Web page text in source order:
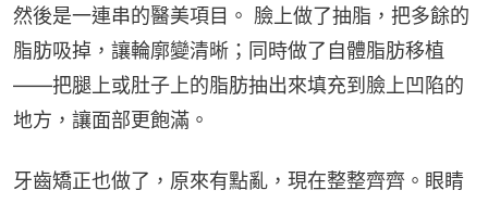
然後是一連串的醫美項目。 臉上做了抽脂，把多餘的
脂肪吸掉，讓輪廓變清晰；同時做了自體脂肪移植
——把腿上或肚子上的脂肪抽出來填充到臉上凹陷的
地方，讓面部更飽滿。
牙齒矯正也做了，原來有點亂，現在整整齊齊。眼睛